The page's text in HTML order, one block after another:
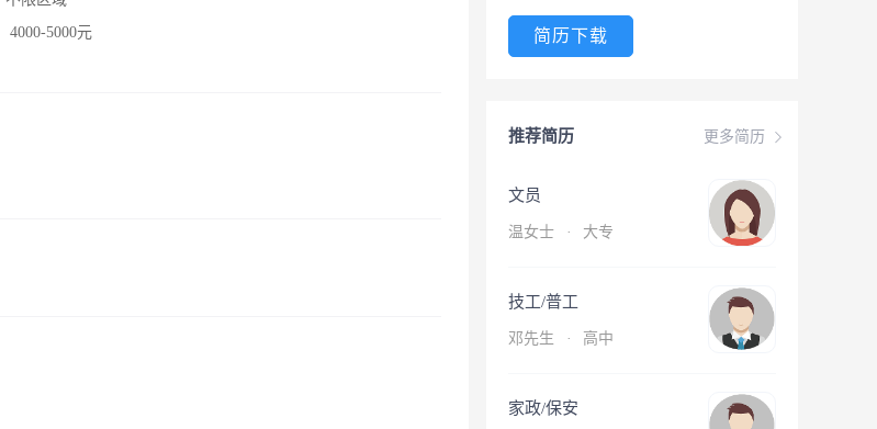
4000-5000元 简历下载
更多简历
推荐简历
文员
温女士 · 大专
技工/普工
邓先生 · 高中
家政/保安